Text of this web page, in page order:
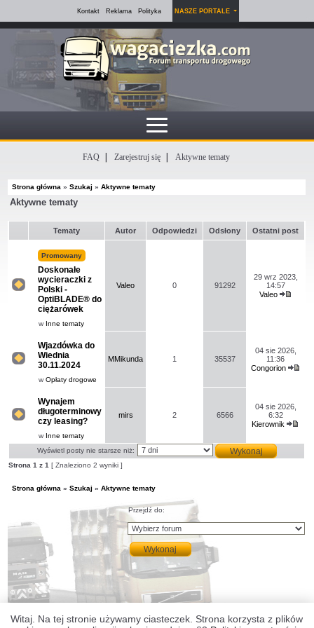
Kontakt Reklama Polityka NASZE PORTALE
FAQ Zarejestruj się Aktywne tematy
Strona główna »Szukaj »Aktywne tematy
Aktywne tematy
Tematy Autor Odpowiedzi Odsłony Ostatni post
forum
nieprzeczytanych
postów.
Promowany
Doskonałe
wycieraczki z
Polski -
OptiBLADE® do
ciężarówek
w Inne tematy
Valeo 0 91292
29 wrz 2023,
14:57
Valeo
forum
nowych
nieprzeczytanych
postów.
Wjazdówka do
Wiednia
30.11.2024
wOpłaty drogowe
MMikunda 1 35537
04 sie 2026,
11:36
Congorion
forum
nowych
nieprzeczytanych
Wynajem
długoterminowy
czy leasing?
w Inne tematy
mirs 2 6566
04 sie 2026,
6:32
Kierownik
Wyświetl posty nie starsze niż:
Strona1 z1 [ Znaleziono 2 wyniki ]
Strona główna »Szukaj »Aktywne tematy
Przejdź do:
Witaj. Na tej stronie używamy ciasteczek. Strona korzysta z plików